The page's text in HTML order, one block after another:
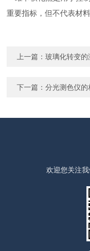
重要指标，但不代表材
上一篇：玻璃化转变的
下一篇：分光测色仪的
欢迎您关注